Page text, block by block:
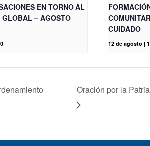
EN TORNO AL
GLOBAL – AGOSTO
CUIDADO
12 de agosto |
Oración por la